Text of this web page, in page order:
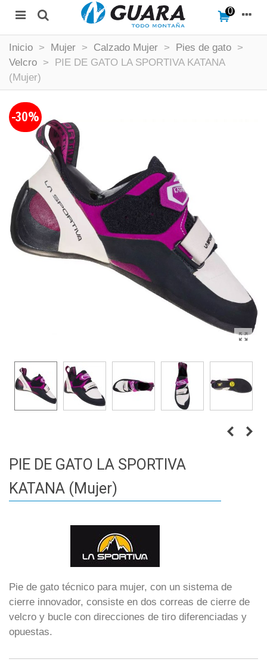
0
Inicio > Mujer > Calzado Mujer > Pies de gato >
Velcro >
PIE DE GATO LA SPORTIVA KATANA
(Mujer)
-30%
PIE DE GATO LA SPORTIVA
KATANA (Mujer)
Pie de gato técnico para mujer, con un sistema de
cierre innovador, consiste en dos correas de cierre de
velcro y bucle con direcciones de tiro diferenciadas y
opuestas.